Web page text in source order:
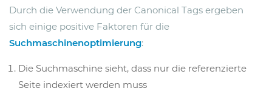
Durch die Verwendung der Canonical Tags ergeben
sich einige positive Faktoren für die
Suchmaschinenoptimierung:
Die Suchmaschine sieht, dass nur die referenzierte
Seite indexiert werden muss